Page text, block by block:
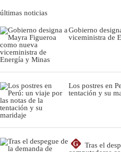
últimas noticias
Gobierno
viceministra de
Los postres en
tentación y su
G
Tras el